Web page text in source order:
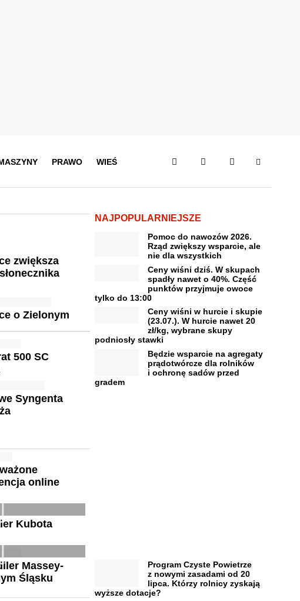
PRAWO WIEŚ
zwiększa
o Zielonym
500 SC
Syngenta
online
Kubota
Massey-
Śląsku
NAJPOPULARNIEJSZE
Pomoc do nawozów 2026.
Rząd zwiększy wsparcie, ale
nie dla wszystkich
Ceny wiśni dziś. W skupach
spadły nawet o 40%. Część
punktów przyjmuje owoce
tylko do 13:00
Ceny wiśni w hurcie i skupie
(23.07.). W hurcie nawet 20
zł/kg, wybrane skupy
podniosły stawki
Będzie wsparcie na agregaty
prądotwórcze dla rolników
i ochronę sadów przed
gradem
Program Czyste Powietrze
z nowymi zasadami od 20
lipca. Którzy rolnicy zyskają
wyższe dotacje?